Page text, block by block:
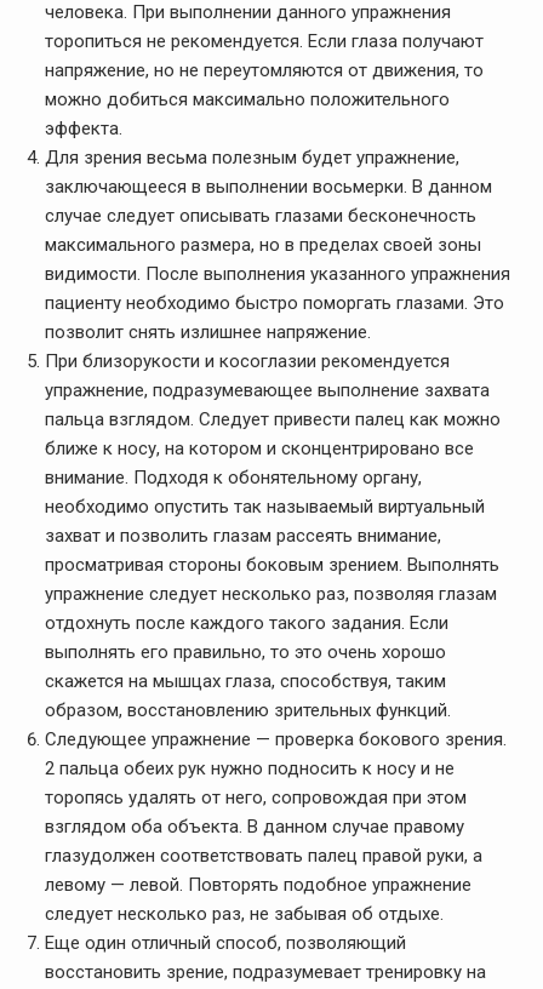
человека. При выполнении данного упражнения
торопиться не рекомендуется. Если глаза получают
напряжение, но не переутомляются от движения, то
можно добиться максимально положительного
эффекта.
Для зрения весьма полезным будет упражнение,
заключающееся в выполнении восьмерки. В данном
случае следует описывать глазами бесконечность
максимального размера, но в пределах своей зоны
видимости. После выполнения указанного упражнения
пациенту необходимо быстро поморгать глазами. Это
позволит снять излишнее напряжение.
При близорукости и косоглазии рекомендуется
упражнение, подразумевающее выполнение захвата
пальца взглядом. Следует привести палец как можно
ближе к носу, на котором и сконцентрировано все
внимание. Подходя к обонятельному органу,
необходимо опустить так называемый виртуальный
захват и позволить глазам рассеять внимание,
просматривая стороны боковым зрением. Выполнять
упражнение следует несколько раз, позволяя глазам
отдохнуть после каждого такого задания. Если
выполнять его правильно, то это очень хорошо
скажется на мышцах глаза, способствуя, таким
образом, восстановлению зрительных функций.
Следующее упражнение — проверка бокового зрения.
2 пальца обеих рук нужно подносить к носу и не
торопясь удалять от него, сопровождая при этом
взглядом оба объекта. В данном случае правому
глазудолжен соответствовать палец правой руки, а
левому — левой. Повторять подобное упражнение
следует несколько раз, не забывая об отдыхе.
Еще один отличный способ, позволяющий
восстановить зрение, подразумевает тренировку на